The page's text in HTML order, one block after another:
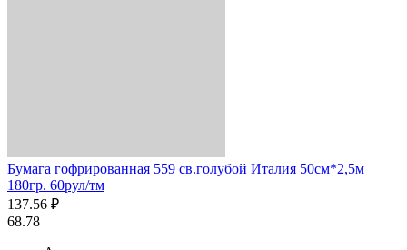
Бумага гофрированная 559 св.голубой Италия 50см*2,5м
180гр. 60рул/тм
137.56 ₽
68.78